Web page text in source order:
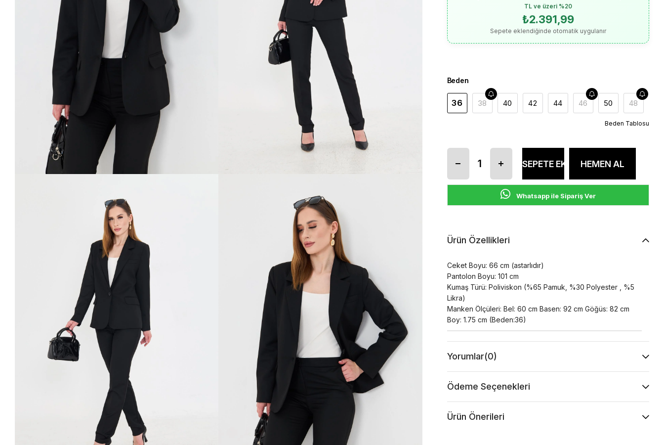
TL ve üzeri %20
₺2.391,99
Sepete eklendiğinde otomatik uygulanır
Beden
36 38 40 42 44 46 50 48
Beden Tablosu
Whatsapp ile Sipariş Ver
Ürün Özellikleri
Ceket Boyu: 66 cm (astarlıdır)
Pantolon Boyu: 101 cm
Kumaş Türü: Poliviskon (%65 Pamuk, %30 Polyester , %5
Likra)
Manken Ölçüleri: Bel: 60 cm Basen: 92 cm Göğüs: 82 cm
Boy: 1.75 cm (Beden:36)
Yorumlar(0)
Ödeme Seçenekleri
Ürün Önerileri